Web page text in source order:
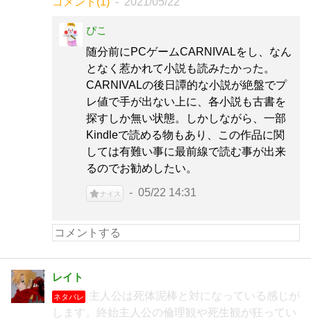
ぴこ
随分前にPCゲームCARNIVALをし、なん
となく惹かれて小説も読みたかった。
CARNIVALの後日譚的な小説が絶盤でプ
レ値で手が出ない上に、各小説も古書を
探すしか無い状態。しかしながら、一部
Kindleで読める物もあり、この作品に関
しては有難い事に最前線で読む事が出来
るのでお勧めしたい。
ナイス 05/22 14:31
レイト
ネタバレ
主人公は死体泥棒と対になっている感じが
します。終始主人公の倫理観や死生観が狂ってい